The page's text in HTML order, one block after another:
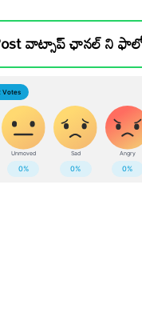
వాట్సాప్ ఛానల్ ని